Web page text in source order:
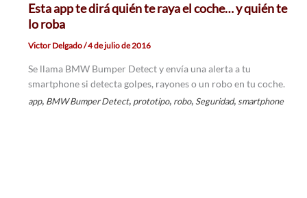
Esta app te dirá quién te raya el coche… y quién te
lo roba
Victor Delgado/4 de julio de 2016
Se llama BMW Bumper Detect y envía una alerta a tu
smartphone si detecta golpes, rayones o un robo en tu coche.
app, BMW Bumper Detect, prototipo, robo, Seguridad, smartphone